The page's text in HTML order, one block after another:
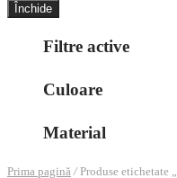
Închide
Filtre active
Culoare
Material
Prima pagină /Produse etichetate